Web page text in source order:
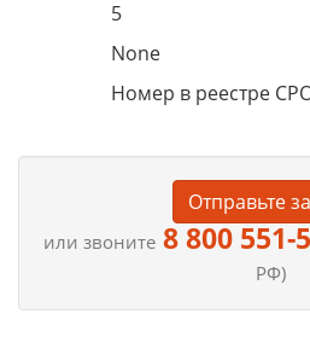
5
None
Номер в реестре
Отправьте
или звоните 8 800 551-
РФ)